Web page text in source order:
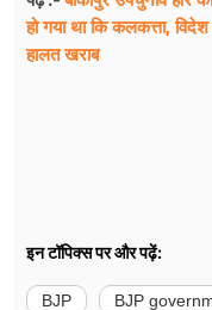
हो गया था कि कलकत्ता,
हालत खराब
इन टॉपिक्स पर और पढ़ें:
BJP BJP